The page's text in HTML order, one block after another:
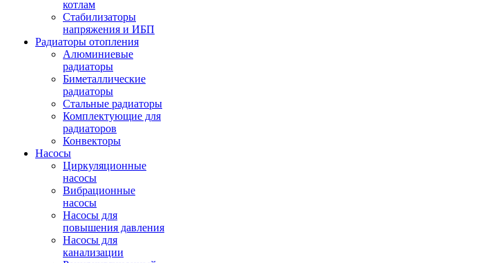
котлам
Стабилизаторы
напряжения и ИБП
Радиаторы отопления
Алюминиевые
радиаторы
Биметаллические
радиаторы
Стальные радиаторы
Комплектующие для
радиаторов
Конвекторы
Насосы
Циркуляционные
насосы
Вибрационные
насосы
Насосы для
повышения давления
Насосы для
канализации